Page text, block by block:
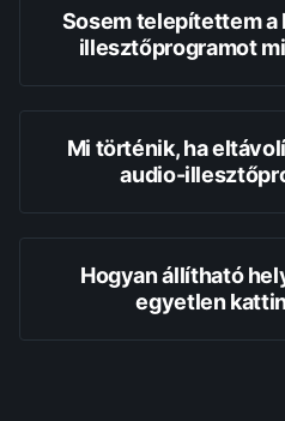
Sosem telepítettem a
illesztőprogramot
Mi történik, ha
audio-
Hogyan állítható
egyetlen